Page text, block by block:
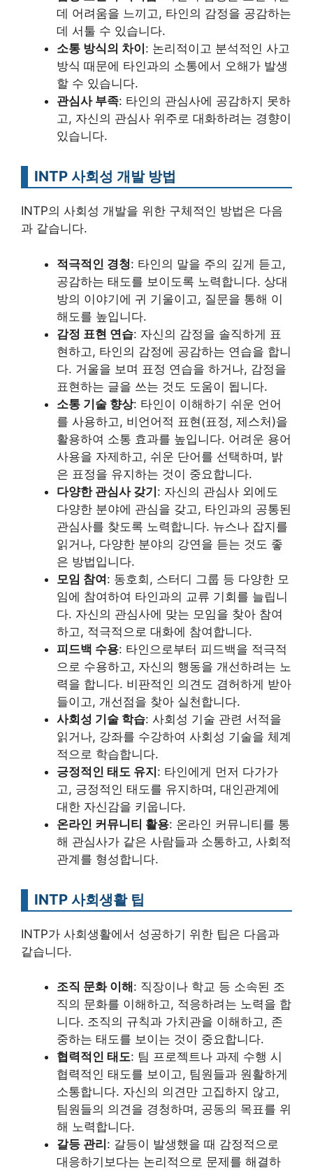
데 어려움을 느끼고, 타인의 감정을 공감하는
데 서툴 수 있습니다.
소통 방식의 차이 : 논리적이고 분석적인 사고
방식 때문에 타인과의 소통에서 오해가 발생
할 수 있습니다.
관심사 부족: 타인의 관심사에 공감하지 못하
고, 자신의 관심사 위주로 대화하려는 경향이
있습니다.
INTP 사회성 개발 방법
INTP의 사회성 개발을 위한 구체적인 방법은 다음
과 같습니다.
적극적인 경청: 타인의 말을 주의 깊게 듣고,
공감하는 태도를 보이도록 노력합니다. 상대
방의 이야기에 귀 기울이고, 질문을 통해 이
해도를 높입니다.
감정 표현 연습: 자신의 감정을 솔직하게 표
현하고, 타인의 감정에 공감하는 연습을 합니
다. 거울을 보며 표정 연습을 하거나, 감정을
표현하는 글을 쓰는 것도 도움이 됩니다.
소통 기술 향상: 타인이 이해하기 쉬운 언어
를 사용하고, 비언어적 표현(표정, 제스처)을
활용하여 소통 효과를 높입니다. 어려운 용어
사용을 자제하고, 쉬운 단어를 선택하며, 밝
은 표정을 유지하는 것이 중요합니다.
다양한 관심사 갖기: 자신의 관심사 외에도
다양한 분야에 관심을 갖고, 타인과의 공통된
관심사를 찾도록 노력합니다. 뉴스나 잡지를
읽거나, 다양한 분야의 강연을 듣는 것도 좋
은 방법입니다.
모임 참여: 동호회, 스터디 그룹 등 다양한 모
임에 참여하여 타인과의 교류 기회를 늘립니
다. 자신의 관심사에 맞는 모임을 찾아 참여
하고, 적극적으로 대화에 참여합니다.
피드백 수용: 타인으로부터 피드백을 적극적
으로 수용하고, 자신의 행동을 개선하려는 노
력을 합니다. 비판적인 의견도 겸허하게 받아
들이고, 개선점을 찾아 실천합니다.
사회성 기술 학습: 사회성 기술 관련 서적을
읽거나, 강좌를 수강하여 사회성 기술을 체계
적으로 학습합니다.
긍정적인 태도 유지: 타인에게 먼저 다가가
고, 긍정적인 태도를 유지하며, 대인관계에
대한 자신감을 키웁니다.
온라인 커뮤니티 활용: 온라인 커뮤니티를 통
해 관심사가 같은 사람들과 소통하고, 사회적
관계를 형성합니다.
INTP 사회생활 팁
INTP가 사회생활에서 성공하기 위한 팁은 다음과
같습니다.
조직 문화 이해 : 직장이나 학교 등 소속된 조
직의 문화를 이해하고, 적응하려는 노력을 합
니다. 조직의 규칙과 가치관을 이해하고, 존
중하는 태도를 보이는 것이 중요합니다.
협력적인 태도: 팀 프로젝트나 과제 수행 시
협력적인 태도를 보이고, 팀원들과 원활하게
소통합니다. 자신의 의견만 고집하지 않고,
팀원들의 의견을 경청하며, 공동의 목표를 위
해 노력합니다.
갈등 관리 : 갈등이 발생했을 때 감정적으로
대응하기보다는 논리적으로 문제를 해결하